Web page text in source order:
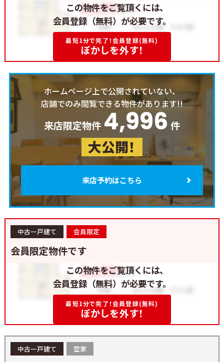
この物件をご覧頂くには、
会員登録（無料）が必要です。
最短1分で完了！会員登録(無料)
ぼかしを外す！
ホームページ上で公開されていない、
店舗でのみ閲覧できる物件があります!!
来店限定物件 4,996 件
大公開！
来店予約はこちら
中古一戸建て 会員限定
会員限定物件です
この物件をご覧頂くには、
会員登録（無料）が必要です。
最短1分で完了！会員登録(無料)
ぼかしを外す！
中古一戸建て 空家